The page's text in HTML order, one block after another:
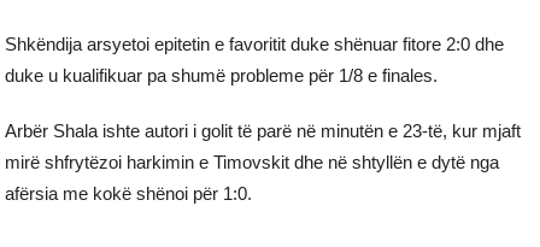
Shkëndija arsyetoi epitetin e favoritit duke shënuar fitore 2:0 dhe
duke u kualifikuar pa shumë probleme për 1/8 e finales.
Arbër Shala ishte autori i golit të parë në minutën e 23-të, kur mjaft
mirë shfrytëzoi harkimin e Timovskit dhe në shtyllën e dytë nga
afërsia me kokë shënoi për 1:0.